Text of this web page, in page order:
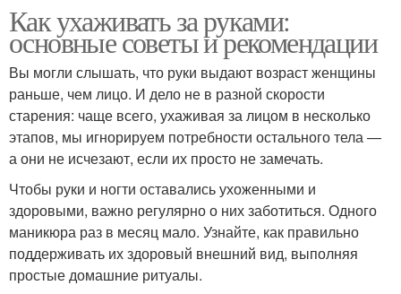
Как ухаживать за руками:
основные советы и рекомендации
Вы могли слышать, что руки выдают возраст женщины
раньше, чем лицо. И дело не в разной скорости
старения: чаще всего, ухаживая за лицом в несколько
этапов, мы игнорируем потребности остального тела —
а они не исчезают, если их просто не замечать.
Чтобы руки и ногти оставались ухоженными и
здоровыми, важно регулярно о них заботиться. Одного
маникюра раз в месяц мало. Узнайте, как правильно
поддерживать их здоровый внешний вид, выполняя
простые домашние ритуалы.